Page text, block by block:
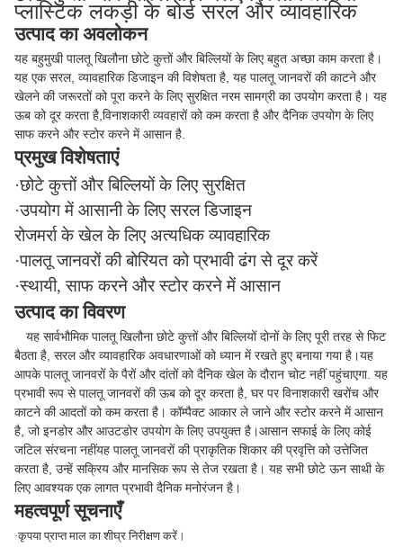
प्लास्टिक लकड़ी के बोर्ड सरल और व्यावहारिक
उत्पाद का अवलोकन
यह बहुमुखी पालतू खिलौना छोटे कुत्तों और बिल्लियों के लिए बहुत अच्छा काम करता है।
यह एक सरल, व्यावहारिक डिजाइन की विशेषता है, यह पालतू जानवरों की काटने और
खेलने की जरूरतों को पूरा करने के लिए सुरक्षित नरम सामग्री का उपयोग करता है। यह
ऊब को दूर करता है,विनाशकारी व्यवहारों को कम करता है और दैनिक उपयोग के लिए
साफ करने और स्टोर करने में आसान है.
प्रमुख विशेषताएं
·छोटे कुत्तों और बिल्लियों के लिए सुरक्षित
·उपयोग में आसानी के लिए सरल डिजाइन
रोजमर्रा के खेल के लिए अत्यधिक व्यावहारिक
·पालतू जानवरों की बोरियत को प्रभावी ढंग से दूर करें
·स्थायी, साफ करने और स्टोर करने में आसान
उत्पाद का विवरण
यह सार्वभौमिक पालतू खिलौना छोटे कुत्तों और बिल्लियों दोनों के लिए पूरी तरह से फिट
बैठता है, सरल और व्यावहारिक अवधारणाओं को ध्यान में रखते हुए बनाया गया है।यह
आपके पालतू जानवरों के पैरों और दांतों को दैनिक खेल के दौरान चोट नहीं पहुंचाएगा. यह
प्रभावी रूप से पालतू जानवरों की ऊब को दूर करता है, घर पर विनाशकारी खरोंच और
काटने की आदतों को कम करता है। कॉम्पैक्ट आकार ले जाने और स्टोर करने में आसान
है, जो इनडोर और आउटडोर उपयोग के लिए उपयुक्त है।आसान सफाई के लिए कोई
जटिल संरचना नहींयह पालतू जानवरों की प्राकृतिक शिकार की प्रवृत्ति को उत्तेजित
करता है, उन्हें सक्रिय और मानसिक रूप से तेज रखता है। यह सभी छोटे ऊन साथी के
लिए आवश्यक एक लागत प्रभावी दैनिक मनोरंजन है।
महत्वपूर्ण सूचनाएँ
·कृपया प्राप्त माल का शीघ्र निरीक्षण करें।